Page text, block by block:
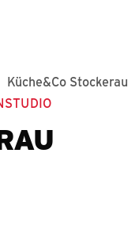
Küche&Co Stockerau